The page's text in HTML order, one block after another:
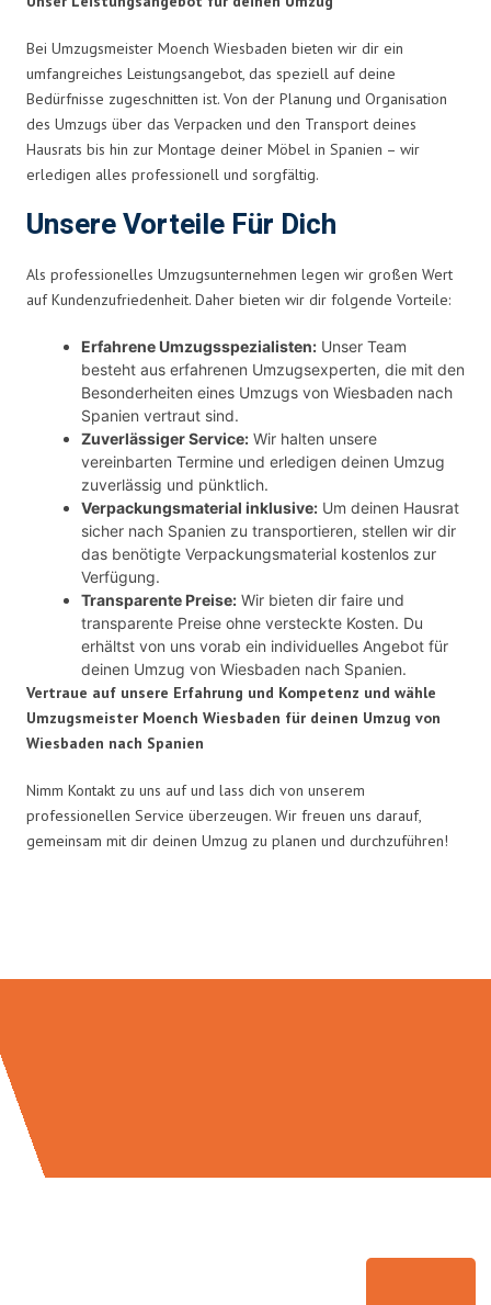
Bei Umzugsmeister Moench Wiesbaden bieten wir dir ein
umfangreiches Leistungsangebot, das speziell auf deine
Bedürfnisse zugeschnitten ist. Von der Planung und Organisation
des Umzugs über das Verpacken und den Transport deines
Hausrats bis hin zur Montage deiner Möbel in Spanien – wir
erledigen alles professionell und sorgfältig.
Unsere Vorteile Für Dich
Als professionelles Umzugsunternehmen legen wir großen Wert
auf Kundenzufriedenheit. Daher bieten wir dir folgende Vorteile:
Erfahrene Umzugsspezialisten: Unser Team
besteht aus erfahrenen Umzugsexperten, die mit den
Besonderheiten eines Umzugs von Wiesbaden nach
Spanien vertraut sind.
Zuverlässiger Service: Wir halten unsere
vereinbarten Termine und erledigen deinen Umzug
zuverlässig und pünktlich.
Verpackungsmaterial inklusive: Um deinen Hausrat
sicher nach Spanien zu transportieren, stellen wir dir
das benötigte Verpackungsmaterial kostenlos zur
Verfügung.
Transparente Preise: Wir bieten dir faire und
transparente Preise ohne versteckte Kosten. Du
erhältst von uns vorab ein individuelles Angebot für
deinen Umzug von Wiesbaden nach Spanien.
Vertraue auf unsere Erfahrung und Kompetenz und wähle
Umzugsmeister Moench Wiesbaden für deinen Umzug von
Wiesbaden nach Spanien
Nimm Kontakt zu uns auf und lass dich von unserem
professionellen Service überzeugen. Wir freuen uns darauf,
gemeinsam mit dir deinen Umzug zu planen und durchzuführen!